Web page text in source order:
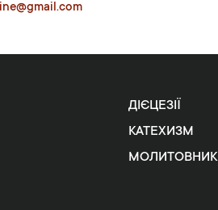
ДІЄЦЕЗІЇ
КАТЕХИЗМ
МОЛИТОВНИК